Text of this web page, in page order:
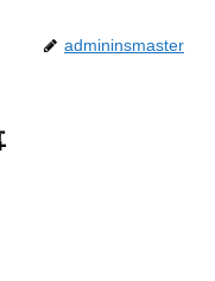
admininsmaster